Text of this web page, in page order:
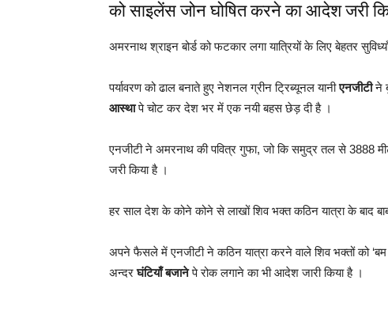
को साइलेंस जोन घोषित करने का आदेश जरी
अमरनाथ श्राइन बोर्ड को फटकार लगा यात्रियों के लिए बेहतर
पर्यावरण को ढाल बनाते हुए नेशनल ग्रीन ट्रिब्यूनल यानीएनजीटीने
आस्थापे चोट कर देश भर में एक नयी बहस छेड़ दी है ।
एनजीटी ने अमरनाथ की पवित्र गुफा, जो कि समुद्र तल से 3888
जरी किया है ।
हर साल देश के कोने कोने से लाखों शिव भक्त कठिन यात्रा के बाद
अपने फैसले में एनजीटी ने कठिन यात्रा करने वाले शिव भक्तों को
अन्दरघंटियाँ बजानेपे रोक लगाने का भी आदेश जारी किया है ।